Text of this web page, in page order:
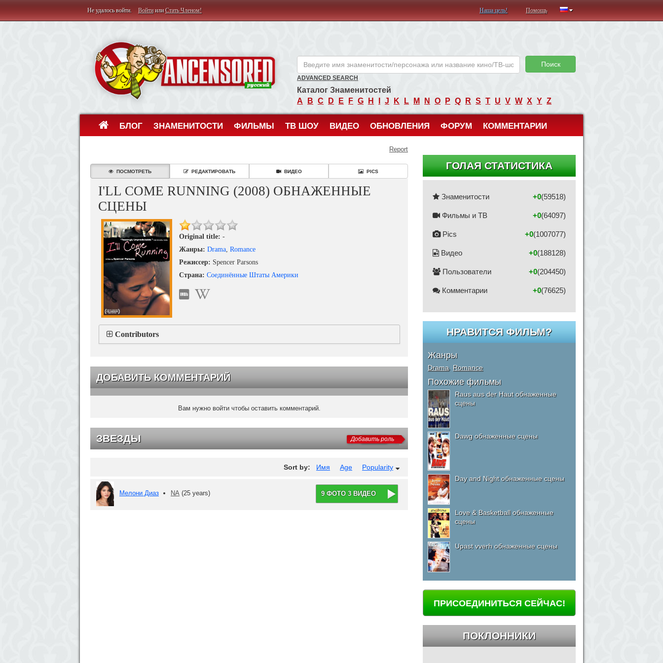
Не удалось войти. ВойтиилиСтать Членом! Наша цель! Помощь
Поиск
ADVANCED SEARCH
Каталог Знаменитостей
A
B C D E F G H J K L M N O P Q R S T U V W X Y Z
БЛОГ ЗНАМЕНИТОСТИ ФИЛЬМЫ ТВ ШОУ ВИДЕО ОБНОВЛЕНИЯ ФОРУМ КОММЕНТАРИИ
Report
ПОСМОТРЕТЬ РЕДАКТИРОВАТЬ ВИДЕО PICS
I'LL COME RUNNING (2008) ОБНАЖЕННЫЕ
СЦЕНЫ
Original title: -
Жанры: Drama, Romance
Режиссер: Spencer Parsons
Страна: Соединённые Штаты Америки
Contributors
ДОБАВИТЬ КОММЕНТАРИЙ
Вам нужно войти чтобы оставить комментарий.
ЗВЕЗДЫ Добавить роль
Sort by: Имя Age Popularity
Мелони Диаз NA (25 years) 9 ФОТО 3 ВИДЕО
ГОЛАЯ СТАТИСТИКА
Знаменитости (59518)
+0
Фильмы и ТВ (64097)
+0
Pics (1007077)
+0
Видео (188128)
+0
Пользователи (204450)
+0
Комментарии (76625)
+0
НРАВИТСЯ ФИЛЬМ?
Жанры
Drama Romance
Похожие фильмы
Raus aus der Haut обнаженные
сцены
Dawg обнаженные сцены
Day and Night обнаженные сцены
Love & Basketball обнаженные
сцены
Upast vverh обнаженные сцены
ПРИСОЕДИНИТЬСЯ СЕЙЧАС!
ПОКЛОННИКИ